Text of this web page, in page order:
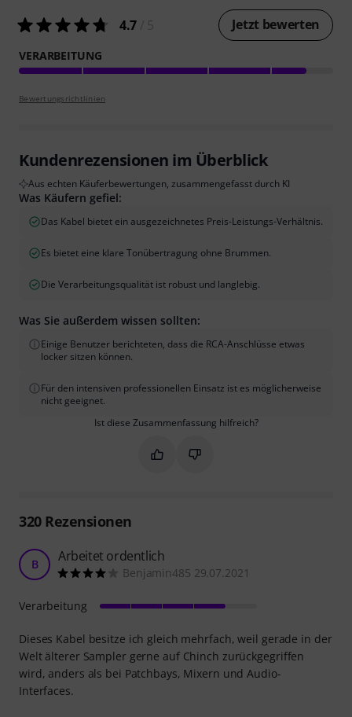
4.7 Jetzt bewerten
VERARBEITUNG
Bewertungsrichtlinien
Kundenrezensionen im Überblick
Aus echten Käuferbewertungen, zusammengefasst durch KI
Was Käufern gefiel:
Das Kabel bietet ein ausgezeichnetes Preis-Leistungs-Verhältnis.
Es bietet eine klare Tonübertragung ohne Brummen.
Die Verarbeitungsqualität ist robust und langlebig.
Was Sie außerdem wissen sollten:
Einige Benutzer berichteten, dass die RCA-Anschlüsse etwas
locker sitzen können.
Für den intensiven professionellen Einsatz ist es möglicherweise
nicht geeignet.
Ist diese Zusammenfassung hilfreich?
Markieren Sie diese
Markieren Sie diese
320Rezensionen
B Arbeitet ordentlich
Benjamin485 29.07.2021
Dieses Kabel besitze ich gleich mehrfach, weil gerade in der
Welt älterer Sampler gerne auf Chinch zurückgegriffen
wird, anders als bei Patchbays, Mixern und Audio-
Interfaces.
Verarbeitung